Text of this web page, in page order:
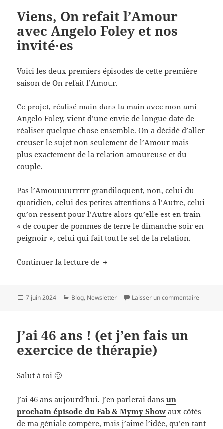
Viens, On refait l’Amour
avec Angelo Foley et nos
invité·es
Voici les deux premiers épisodes de cette première
saison deOn refait l’Amour.
Ce projet, réalisé main dans la main avec mon ami
Angelo Foley, vient d’une envie de longue date de
réaliser quelque chose ensemble. On a décidé d’aller
creuser le sujet non seulement de l’Amour mais
plus exactement de la relation amoureuse et du
couple.
Pas l’Amouuuurrrrr grandiloquent, non, celui du
quotidien, celui des petites attentions à l’Autre, celui
qu’on ressent pour l’Autre alors qu’elle est en train
« de couper de pommes de terre le dimanche soir en
peignoir », celui qui fait tout le sel de la relation.
Continuer la lecture de Viens, On refait l’Amour avec
Publié
7 juin 2024 Catégories
Blog, Newsletter Laisser un commentaire
J’ai 46 ans ! (et j’en fais un
exercice de thérapie)
Salut à toi 🙂
J’ai 46 ans aujourd’hui. J’en parlerai dansun
prochain épisode du Fab & Mymy Show aux côtés
de ma géniale compère, mais j’aime l’idée, qu’en tant